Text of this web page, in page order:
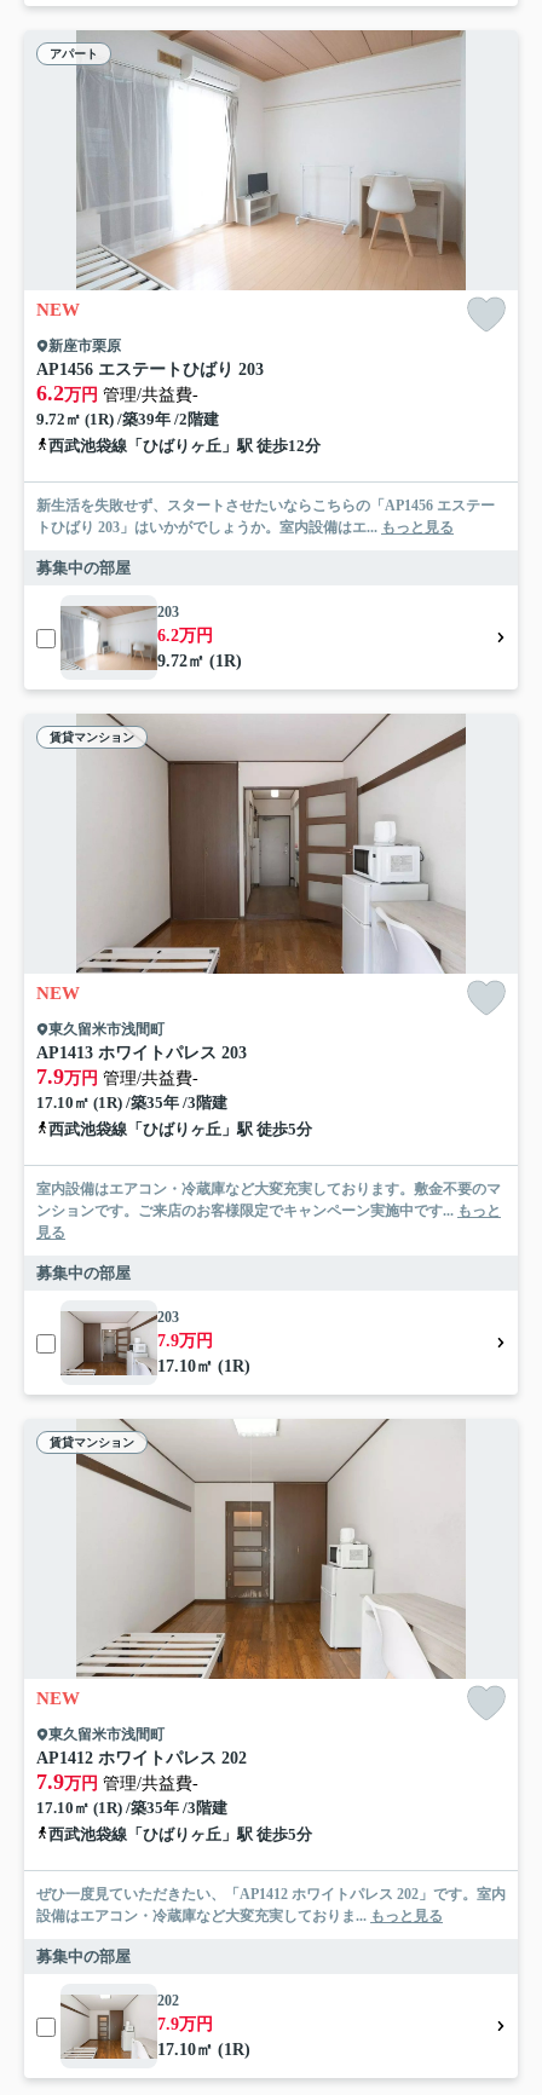
アパート
NEW
新座市栗原
AP1456 エステートひばり 203
6.2万円 管理/共益費-
9.72㎡ (1R) /築39年 /2階建
西武池袋線「ひばりヶ丘」駅 徒歩12分
新生活を失敗せず、スタートさせたいならこちらの「AP1456 エステー
トひばり 203」はいかがでしょうか。室内設備はエ... もっと見る
募集中の部屋
203
6.2万円
9.72㎡ (1R)
賃貸マンション
NEW
東久留米市浅間町
AP1413 ホワイトパレス 203
7.9万円 管理/共益費-
17.10㎡ (1R) /築35年 /3階建
西武池袋線「ひばりヶ丘」駅 徒歩5分
室内設備はエアコン・冷蔵庫など大変充実しております。敷金不要のマ
ンションです。ご来店のお客様限定でキャンペーン実施中です... もっと
見る
募集中の部屋
203
7.9万円
17.10㎡ (1R)
賃貸マンション
NEW
東久留米市浅間町
AP1412 ホワイトパレス 202
7.9万円 管理/共益費-
17.10㎡ (1R) /築35年 /3階建
西武池袋線「ひばりヶ丘」駅 徒歩5分
ぜひ一度見ていただきたい、「AP1412 ホワイトパレス 202」です。室内
設備はエアコン・冷蔵庫など大変充実しておりま... もっと見る
募集中の部屋
202
7.9万円
17.10㎡ (1R)